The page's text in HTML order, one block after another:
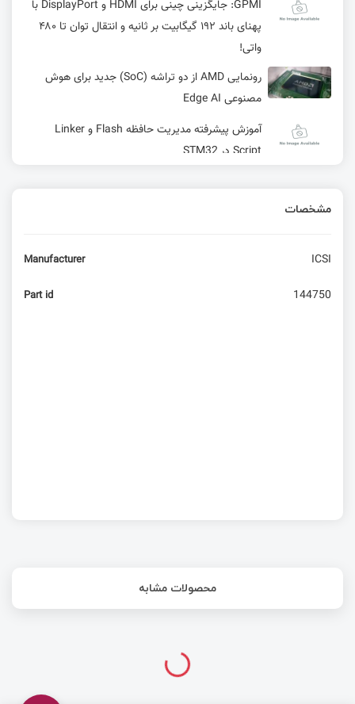
GPMI: جایگزینی چینی برای HDMI و DisplayPort با
پهنای باند ۱۹۲ گیگابیت بر ثانیه و انتقال توان تا ۴۸۰
واتی!
رونمایی AMD از دو تراشه (SoC) جدید برای هوش
مصنوعی Edge AI
آموزش پیشرفته مدیریت حافظه Flash و Linker
Script در STM32
مشخصات
Manufacturer ICSI
Part id 144750
محصولات مشابه